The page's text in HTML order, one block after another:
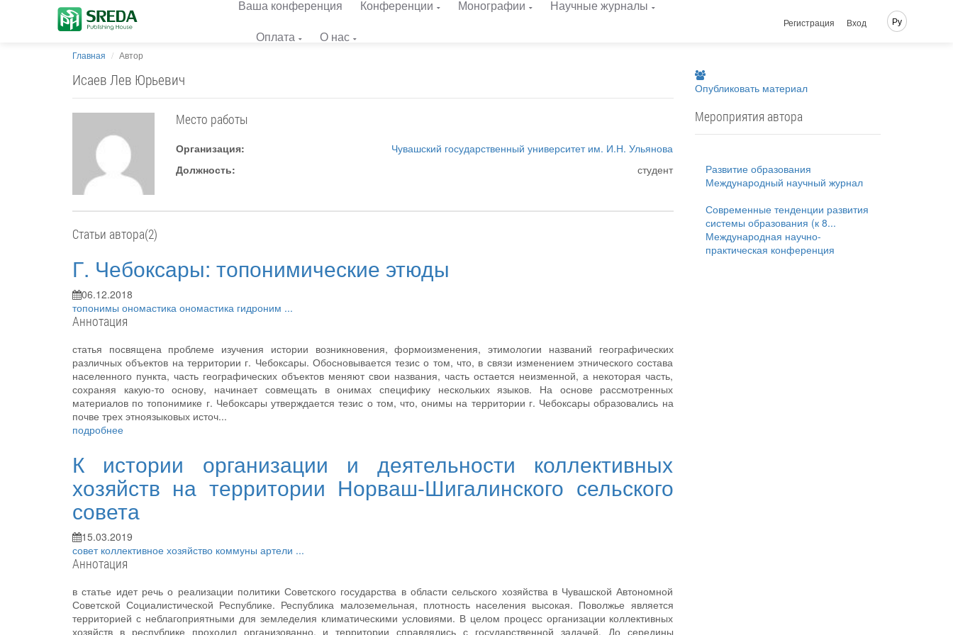
Ваша конференция Конференции Монографии
Научные журналы
Оплата
О нас
Регистрация Вход Ру
Главная Автор
Исаев Лев Юрьевич
Место работы
Организация:
Чувашский государственный университет им. И.Н. Ульянова
Должность:
студент
Статьи автора(2)
Г. Чебоксары: топонимические этюды
06.12.2018
топонимы ономастика ономастика гидроним ...
Аннотация
статья посвящена проблеме изучения истории возникновения, формоизменения, этимологии названий географических
различных объектов на территории г. Чебоксары. Обосновывается тезис о том, что, в связи изменением этнического состава
населенного пункта, часть географических объектов меняют свои названия, часть остается неизменной, а некоторая часть,
сохраняя какую-то основу, начинает совмещать в онимах специфику нескольких языков. На основе рассмотренных
материалов по топонимике г. Чебоксары утверждается тезис о том, что, онимы на территории г. Чебоксары образовались на
почве трех этноязыковых источ...
подробнее
К истории организации и деятельности коллективных
хозяйств на территории Норваш-Шигалинского сельского
совета
15.03.2019
совет коллективное хозяйство коммуны артели ...
Аннотация
в статье идет речь о реализации политики Советского государства в области сельского хозяйства в Чувашской Автономной
Советской Социалистической Республике. Республика малоземельная, плотность населения высокая. Поволжье является
территорией с неблагоприятными для земледелия климатическими условиями. В целом процесс организации коллективных
хозяйств в республике проходил организованно, и территории справлялись с государственной задачей. До середины
Опубликовать материал
Мероприятия автора
Развитие образования
Международный научный журнал
Современные тенденции развития
системы образования (к 8...
Международная научно-
практическая конференция